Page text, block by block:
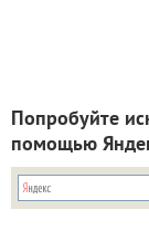
Попробуйте
помощью